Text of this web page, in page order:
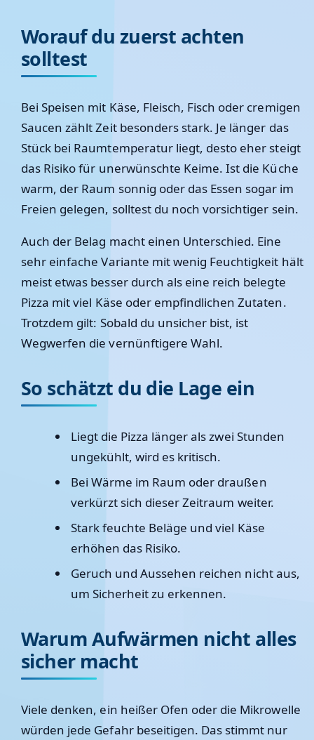
Worauf du zuerst achten
solltest
Bei Speisen mit Käse, Fleisch, Fisch oder cremigen
Saucen zählt Zeit besonders stark. Je länger das
Stück bei Raumtemperatur liegt, desto eher steigt
das Risiko für unerwünschte Keime. Ist die Küche
warm, der Raum sonnig oder das Essen sogar im
Freien gelegen, solltest du noch vorsichtiger sein.
Auch der Belag macht einen Unterschied. Eine
sehr einfache Variante mit wenig Feuchtigkeit hält
meist etwas besser durch als eine reich belegte
Pizza mit viel Käse oder empfindlichen Zutaten.
Trotzdem gilt: Sobald du unsicher bist, ist
Wegwerfen die vernünftigere Wahl.
So schätzt du die Lage ein
Liegt die Pizza länger als zwei Stunden
ungekühlt, wird es kritisch.
Bei Wärme im Raum oder draußen
verkürzt sich dieser Zeitraum weiter.
Stark feuchte Beläge und viel Käse
erhöhen das Risiko.
Geruch und Aussehen reichen nicht aus,
um Sicherheit zu erkennen.
Warum Aufwärmen nicht alles
sicher macht
Viele denken, ein heißer Ofen oder die Mikrowelle
würden jede Gefahr beseitigen. Das stimmt nur